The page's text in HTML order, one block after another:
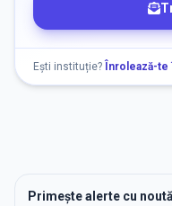
Ești instituție? Înrolează-
Primește alerte cu